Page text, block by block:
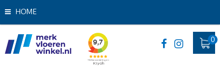
HOME